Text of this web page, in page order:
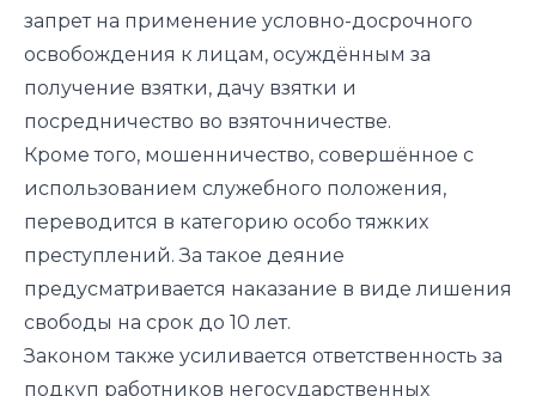
запрет на применение условно-досрочного
освобождения к лицам, осуждённым за
получение взятки, дачу взятки и
посредничество во взяточничестве.
Кроме того, мошенничество, совершённое с
использованием служебного положения,
переводится в категорию особо тяжких
преступлений. За такое деяние
предусматривается наказание в виде лишения
свободы на срок до 10 лет.
Законом также усиливается ответственность за
подкуп работников негосударственных